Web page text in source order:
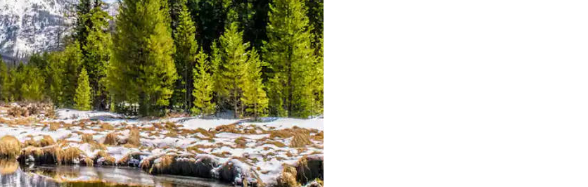
as seta para cima e para baixo do teclado ou tocando e deslizando o dedo na tela.